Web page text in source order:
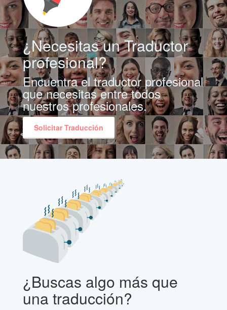
¿Necesitas un Traductor
profesional?
Encuentra el traductor profesional
que necesitas entre todos
nuestros profesionales.
Solicitar Traducción
¿Buscas algo más que
una traducción?